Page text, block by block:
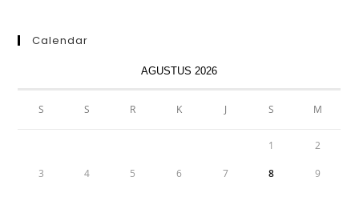
Calendar
AGUSTUS 2026
S S R K J S M
1 2
3 4 5 6 7 8 9